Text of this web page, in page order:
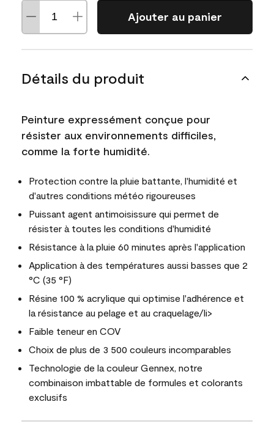
Ajouter au panier
Détails du produit
Peinture expressément conçue pour
résister aux environnements difficiles,
comme la forte humidité.
Protection contre la pluie battante, l'humidité et
d'autres conditions météo rigoureuses
Puissant agent antimoisissure qui permet de
résister à toutes les conditions d'humidité
Résistance à la pluie 60 minutes après l'application
Application à des températures aussi basses que 2
°C (35 °F)
Résine 100 % acrylique qui optimise l'adhérence et
la résistance au pelage et au craquelage/li>
Faible teneur en COV
Choix de plus de 3 500 couleurs incomparables
Technologie de la couleur Gennex, notre
combinaison imbattable de formules et colorants
exclusifs